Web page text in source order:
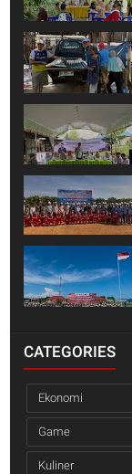
CATEGORIES
Ekonomi
Game
Kuliner